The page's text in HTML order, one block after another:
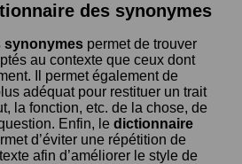
des synonymes
synonymes permet de trouver
au contexte que ceux dont
Il permet également de
adéquat pour restituer un trait
la fonction, etc. de la chose, de
Enfin, le dictionnaire
d’éviter une répétition de
afin d’améliorer le style de